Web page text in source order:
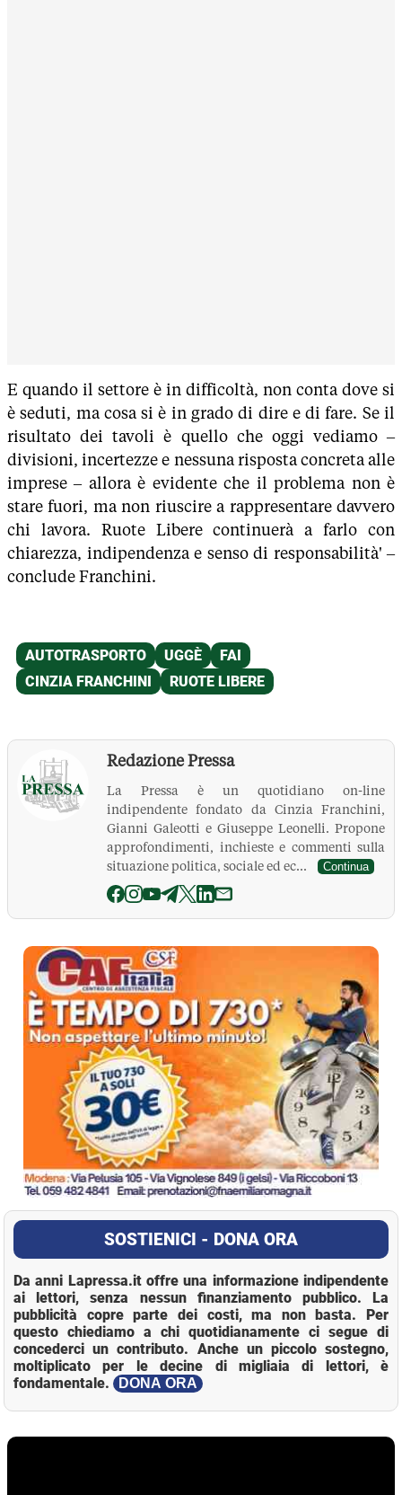
E quando il settore è in difficoltà, non conta dove si
è seduti, ma cosa si è in grado di dire e di fare. Se il
risultato dei tavoli è quello che oggi vediamo –
divisioni, incertezze e nessuna risposta concreta alle
imprese – allora è evidente che il problema non è
stare fuori, ma non riuscire a rappresentare davvero
chi lavora. Ruote Libere continuerà a farlo con
chiarezza, indipendenza e senso di responsabilità' –
conclude Franchini.
Redazione Pressa
La Pressa è un quotidiano on-line
indipendente fondato da Cinzia Franchini,
Gianni Galeotti e Giuseppe Leonelli. Propone
approfondimenti, inchieste e commenti sulla
situazione politica, sociale ed ec...
Continua
La Pressa
SOSTIENICI - DONA ORA
Da anni Lapressa.it offre una informazione indipendente
ai lettori, senza nessun finanziamento pubblico. La
pubblicità copre parte dei costi, ma non basta. Per
questo chiediamo a chi quotidianamente ci segue di
concederci un contributo. Anche un piccolo sostegno,
moltiplicato per le decine di migliaia di lettori, è
fondamentale.
DONA ORA